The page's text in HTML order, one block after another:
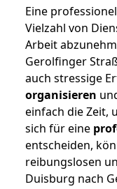
Eine
Vielzahl von
Arbeit
Gerolfinger
auch stressige
organisieren
einfach die Zeit,
sich für eine
entscheiden,
reibungslosen
Duisburg nach